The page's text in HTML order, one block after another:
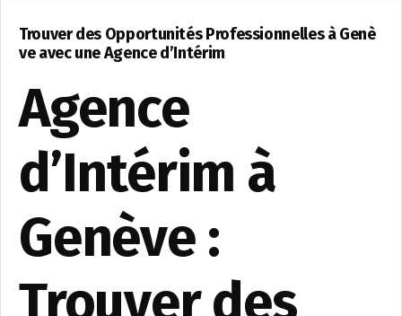
Trouver des Opportunités Professionnelles à Genè
ve avec une Agence d’Intérim
Agence
d’Intérim à
Genève :
Trouver des